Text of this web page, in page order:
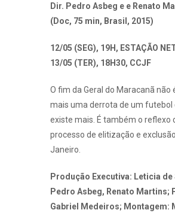
Dir. Pedro Asbeg e e Renato
(Doc, 75 min, Brasil, 2015)
12/05 (SEG), 19H, ESTAÇÃO
13/05 (TER), 18H30, CCJF
O fim da Geral do Maracanã não
mais uma derrota de um futebol
existe mais. É também o reflexo
processo de elitização e
Janeiro.
Produção Executiva: Leticia de
Pedro Asbeg, Renato Martins;
Gabriel Medeiros; Montagem: